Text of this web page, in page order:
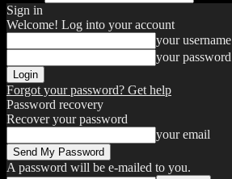
Sign in
Welcome! Log into your account
your username
your password
Forgot your password? Get help
Password recovery
Recover your password
your email
A password will be e-mailed to you.